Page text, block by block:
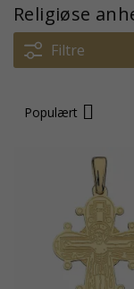
Religiøse
Filtre
Populært